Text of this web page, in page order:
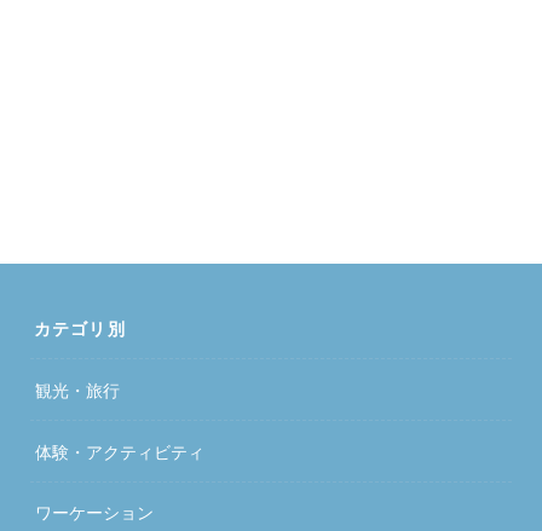
カテゴリ別
観光・旅行
体験・アクティビティ
ワーケーション